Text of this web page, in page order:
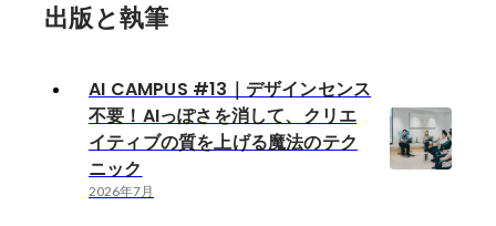
出版と執筆
AI CAMPUS #13｜デザインセンス
不要！AIっぽさを消して、クリエ
イティブの質を上げる魔法のテク
ニック
2026年7月